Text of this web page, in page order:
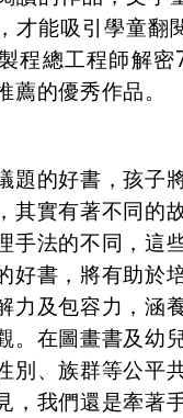
才能吸引學童翻
程總工程師解
的優秀作品。
題的好書，孩子
其實有著不同的
手法的不同，這
好書，將有助於
力及包容力，涵
。在圖畫書及幼
別、族群等公平
，我們還是牽著